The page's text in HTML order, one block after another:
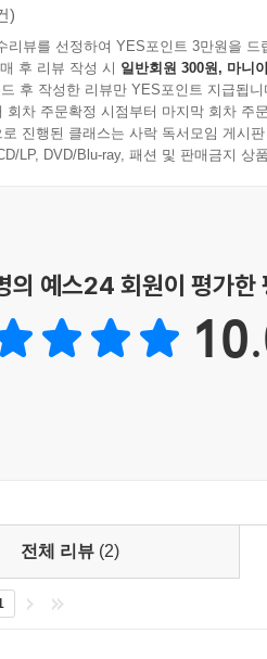
전처럼 특정 시간을 정해서 사용
를 꺼내서 읽어 주거나 스스로 읽게
두근두근 카드
험한 행동을 할 때가 많은 아이,
서 놀이로 순간순간을 즐기고 필요
과정에서 더 편안하게 사는 법을
)
리뷰를 선정하여 YES포인트 3만원을 드
후 리뷰 작성 시 일반회원 300원, 마니
후 작성한 리뷰만 YES포인트 지급됩니
회차 주문확정 시점부터 마지막 회차 주
진행된 클래스는 사락 독서모임 게시
LP, DVD/Blu-ray, 패션 및 판매금지 상
의 예스24 회원이 평가한
전체 리뷰 (2)